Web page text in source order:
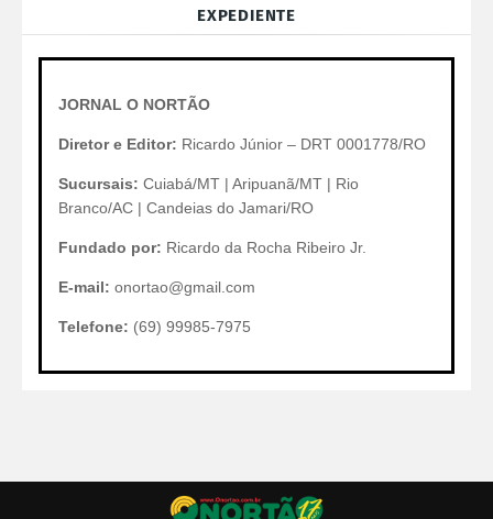
EXPEDIENTE
JORNAL O NORTÃO
Diretor e Editor: Ricardo Júnior – DRT 0001778/RO
Sucursais: Cuiabá/MT | Aripuanã/MT | Rio
Branco/AC | Candeias do Jamari/RO
Fundado por: Ricardo da Rocha Ribeiro Jr.
E-mail: onortao@gmail.com
Telefone: (69) 99985-7975